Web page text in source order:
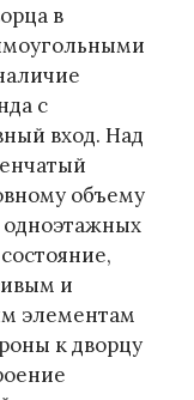
в
с
вход. Над
объему
и
элементам
к дворцу